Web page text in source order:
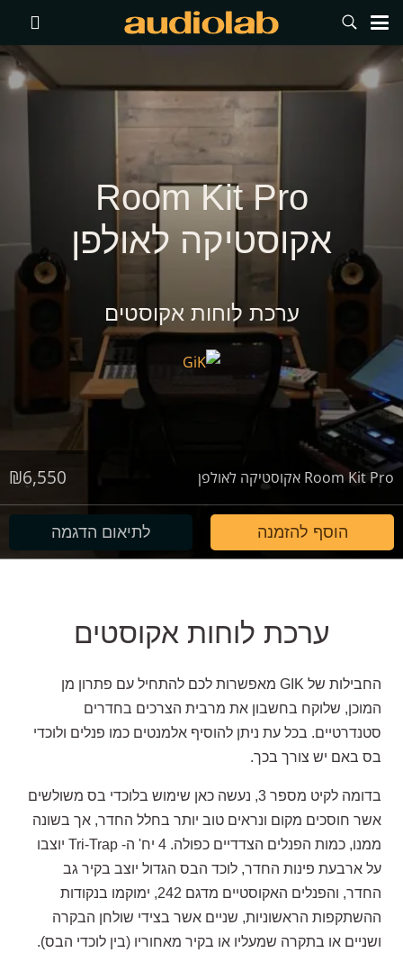
Room Kit Pro
אקוסטיקה לאולפן
ערכת לוחות אקוסטים
Room Kit Pro אקוסטיקה לאולפן ₪6,550
הוסף להזמנה לתיאום הדגמה
ערכת לוחות אקוסטים
החבילות של GIK מאפשרות לכם להתחיל עם פתרון מן
המוכן, שלוקח בחשבון את מרבית הצרכים בחדרים
סטנדרטיים. בכל עת ניתן להוסיף אלמנטים כמו פנלים ולוכדי
בס באם יש צורך בכך.
בדומה לקיט מספר 3, נעשה כאן שימוש בלוכדי בס משולשים
אשר חוסכים מקום ונראים טוב יותר בחלל החדר, אך בשונה
ממנו, כמות הפנלים הצדדיים כפולה. 4 יח' ה- Tri-Trap יוצבו
על ארבעת פינות החדר, לוכד הבס הגדול יוצב בקיר גב
החדר, והפנלים האקוסטיים מדגם 242, ימוקמו בנקודות
ההשתקפות הראשוניות, שניים אשר בצידי שולחן הבקרה
ושניים או בתקרה שמעליו או בקיר מאחוריו (בין לוכדי הבס).